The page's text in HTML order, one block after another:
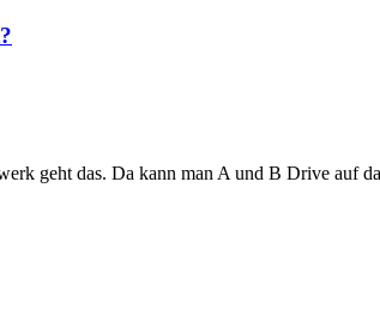
geht das. Da kann man A und B Drive